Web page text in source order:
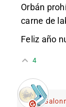
Orbán
carne de
Feliz año
4